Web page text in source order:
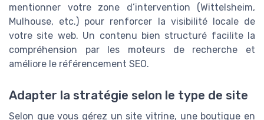
mentionner votre zone d’intervention (Wittelsheim,
Mulhouse, etc.) pour renforcer la visibilité locale de
votre site web. Un contenu bien structuré facilite la
compréhension par les moteurs de recherche et
améliore le référencement SEO.
Adapter la stratégie selon le type de site
Selon que vous gérez un site vitrine, une boutique en